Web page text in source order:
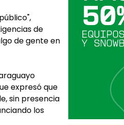
de
de gente en
expresó que
sin presencia
los